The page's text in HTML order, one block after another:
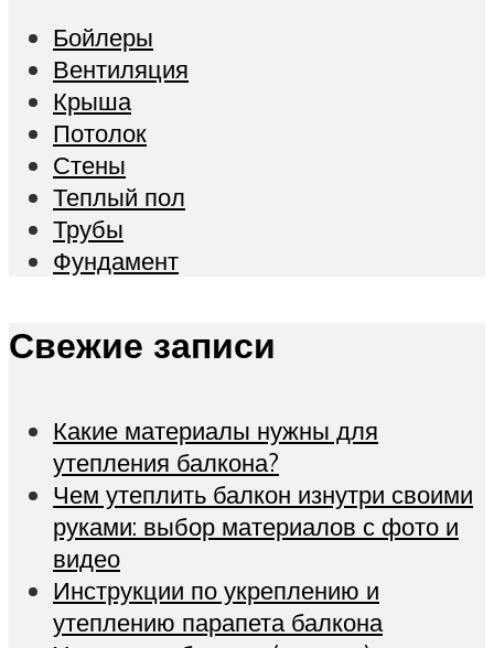
Бойлеры
Вентиляция
Крыша
Потолок
Стены
Теплый пол
Трубы
Фундамент
Свежие записи
Какие материалы нужны для
утепления балкона?
Чем утеплить балкон изнутри своими
руками: выбор материалов с фото и
видео
Инструкции по укреплению и
утеплению парапета балкона